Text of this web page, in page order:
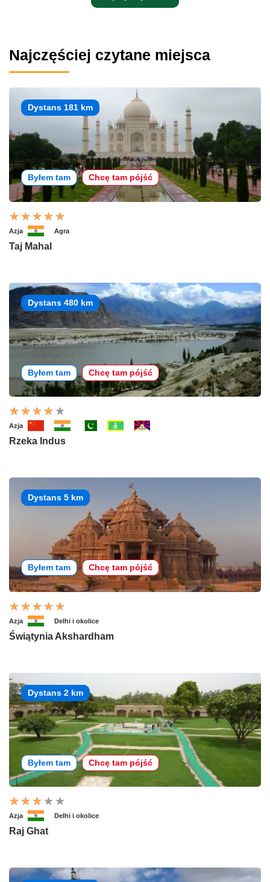
Najczęściej czytane miejsca
Dystans 181 km
Byłem tam Chcę tam pójść
Azja Agra
Taj Mahal
Dystans 480 km
Byłem tam Chcę tam pójść
Azja
Rzeka Indus
Dystans 5 km
Byłem tam Chcę tam pójść
Azja Delhi i okolice
Świątynia Akshardham
Dystans 2 km
Byłem tam Chcę tam pójść
Azja Delhi i okolice
Raj Ghat